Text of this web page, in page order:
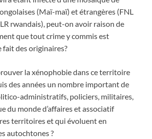
(Maï-maï) et étrangères (FNL
rwandais), peut-on avoir raison de
que tout crime y commis est
fait des originaires?
la xénophobie dans ce territoire
des années un nombre important de
administratifs, policiers, militaires,
du monde d’affaires et associatif
territoires et qui évoluent en
autochtones ?